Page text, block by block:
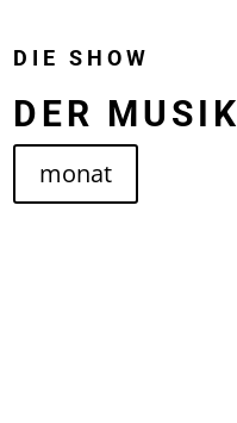
DIE SHOW
DER MUSIK
monat